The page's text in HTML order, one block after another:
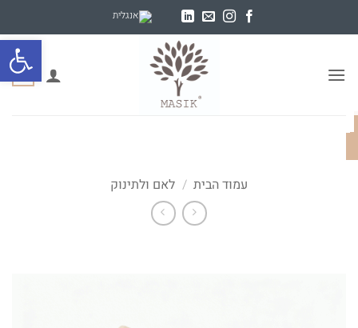
פתח
0
עמוד הבית / לאם ולתינוק